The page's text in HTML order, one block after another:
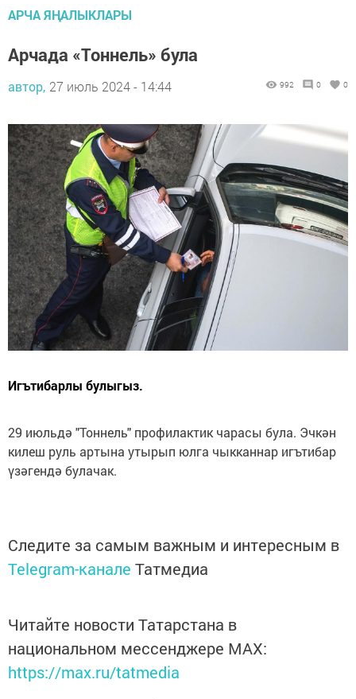
АРЧА ЯҢАЛЫКЛАРЫ
Арчада «Тоннель» була
автор, 27 июль 2024 - 14:44 992 0 0
Игътибарлы булыгыз.
29 июльдә "Тоннель" профилактик чарасы була. Эчкән
килеш руль артына утырып юлга чыкканнар игътибар
үзәгендә булачак.
Следите за самым важным и интересным в
Telegram-канале Татмедиа
Читайте новости Татарстана в
национальном мессенджере MАХ:
https://max.ru/tatmedia